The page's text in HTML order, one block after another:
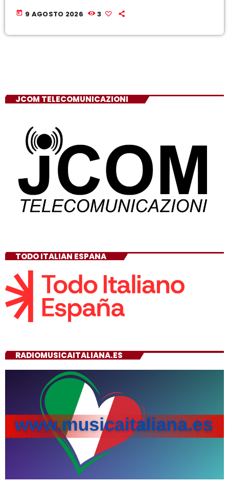
today 9 AGOSTO 2026 3
JCOM TELECOMUNICAZIONI
TODO ITALIAN ESPANA
RADIOMUSICAITALIANA.ES